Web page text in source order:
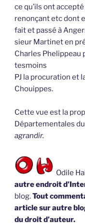
ce qu’ils ont
renonçant etc dont
fait et passé à
sieur Martinet en
Charles Phelippeau
tesmoins
PJ la procuration et
Chouippes.
Cette vue est la
Départementales
agrandir.
Odile
autre endroit
blog.Tout
article sur autre
du droit d’auteur.